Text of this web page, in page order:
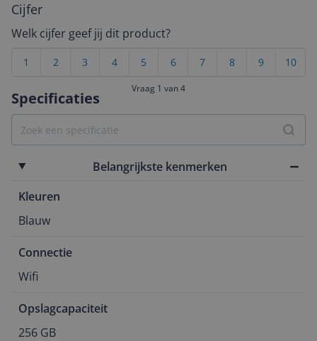
Specificaties
Belangrijkste kenmerken
Kleuren
Blauw
Connectie
Wifi
Opslagcapaciteit
256 GB
Cijfer
Welk cijfer geef jij dit product?
10
9
8
7
6
5
4
3
2
1
Vraag 1 van 4